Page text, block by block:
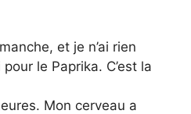
et je n’ai rien
pour le Paprika. C’est la
Mon cerveau a